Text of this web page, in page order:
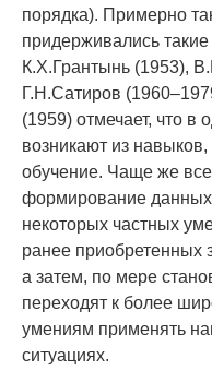
порядка). Примерно
придерживались
К.Х.Грантынь (1953),
Г.Н.Сатиров
(1959) отмечает, что в
возникают из
обучение. Чаще же
формиро­вание данных
некоторых частных
ранее приобретенных
а затем, по мере
переходят к более
умениям применять
ситуациях.